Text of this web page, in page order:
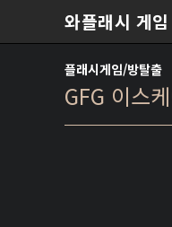
와플래시 게
플래시게임/방탈출
GFG 이스